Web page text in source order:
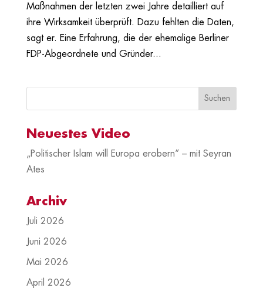
Maßnahmen der letzten zwei Jahre detailliert auf
ihre Wirksamkeit überprüft. Dazu fehlten die Daten,
sagt er. Eine Erfahrung, die der ehemalige Berliner
FDP-Abgeordnete und Gründer...
Neuestes Video
„Politischer Islam will Europa erobern“ – mit Seyran
Ates
Archiv
Juli 2026
Juni 2026
Mai 2026
April 2026